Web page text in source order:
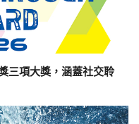
三項大獎，涵蓋社交聆